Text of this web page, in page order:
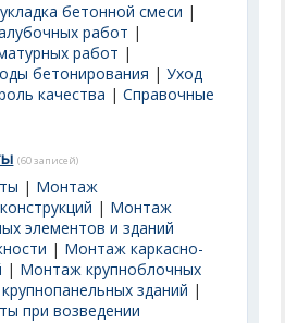
бетонной смеси |
работ |
работ |
бетонирования |Уход
качества |Справочные
(60 записей)
| Монтаж
| Монтаж
элементов и зданий
| Монтаж каркасно-
| Монтаж крупноблочных
зданий |
при возведении